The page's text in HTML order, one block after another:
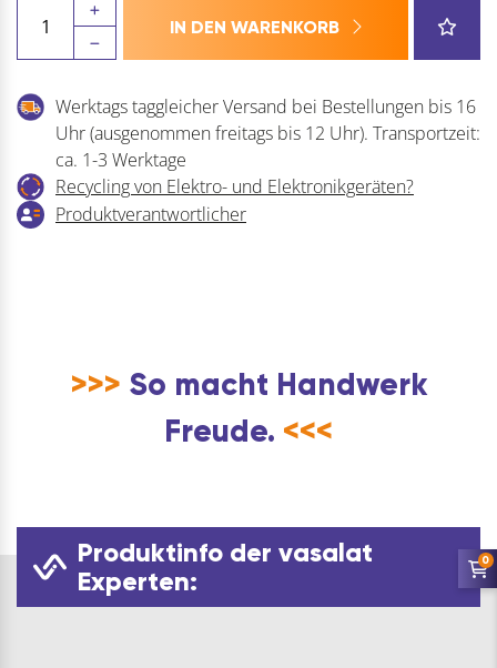
Schließblech
für
Hauptschlösser
Menge
IN DEN WARENKORB
Werktags taggleicher Versand bei Bestellungen bis 16
Uhr (ausgenommen freitags bis 12 Uhr). Transportzeit:
ca. 1-3 Werktage
Recycling von Elektro- und Elektronikgeräten?
Produktverantwortlicher
>>> So macht Handwerk
Freude. <<<
Produktinfo der vasalat
Experten:
0